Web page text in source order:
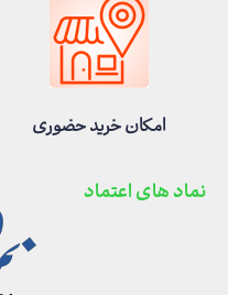
امکان خرید حضوری
نماد های اعتماد